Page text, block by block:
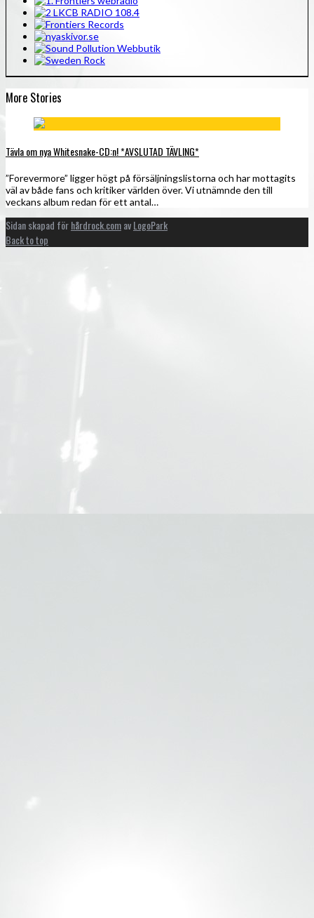
More Stories
Tävla om nya Whitesnake-CD:n! *AVSLUTAD TÄVLING*
”Forevermore” ligger högt på försäljningslistorna och har mottagits
väl av både fans och kritiker världen över. Vi utnämnde den till
veckans album redan för ett antal…
Sidan skapad förhårdrock.comavLogoPark
Back to top